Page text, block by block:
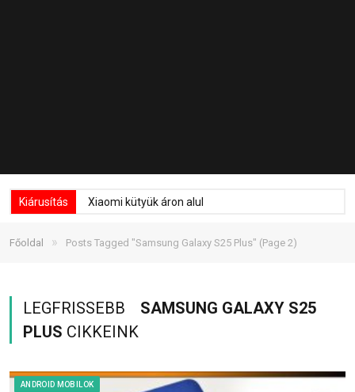
Kiárusítás Xiaomi kütyük áron alul
Főoldal » Posts Tagged "Samsung Galaxy S25 Plus" (Page 2)
LEGFRISSEBB
SAMSUNG GALAXY S25
PLUS CIKKEINK
ANDROID MOBILOK